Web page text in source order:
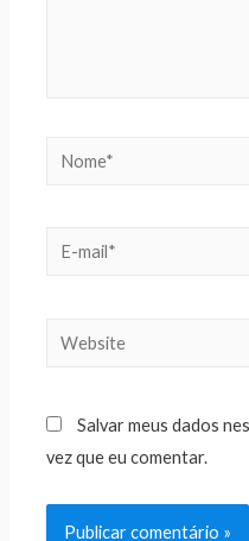
Salvar meus dados
vez que eu comentar.